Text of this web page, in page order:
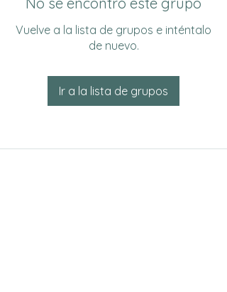
Vuelve a la lista de grupos e inténtalo
de nuevo.
Ir a la lista de grupos